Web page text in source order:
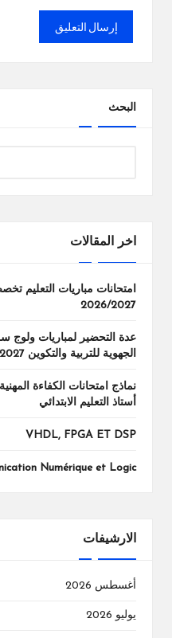
البحث
اخر المقالات
امتحانات مباريات التعليم
2026/2027
عدة التحضير لمباريات ولوج
الجهوية للتربية والتكوين 2026/2027
نماذج امتحانات الكفاءة
أستاذ التعليم الابتدائي
VHDL, FPGA ET DSP
Numérique et Logic
الارشيفات
أغسطس 2026
يوليو 2026